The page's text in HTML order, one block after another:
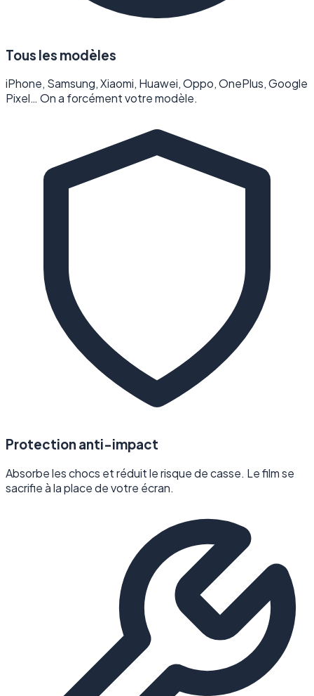
Tous les modèles
iPhone, Samsung, Xiaomi, Huawei, Oppo, OnePlus, Google
Pixel… On a forcément votre modèle.
Protection anti-impact
Absorbe les chocs et réduit le risque de casse. Le film se
sacrifie à la place de votre écran.